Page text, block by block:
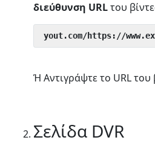
διεύθυνση URLτου
yout.com/https://
Ή Αντιγράψτε το URL
Σελίδα DVR